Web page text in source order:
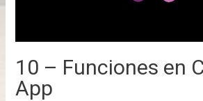
10 – Funciones en
App